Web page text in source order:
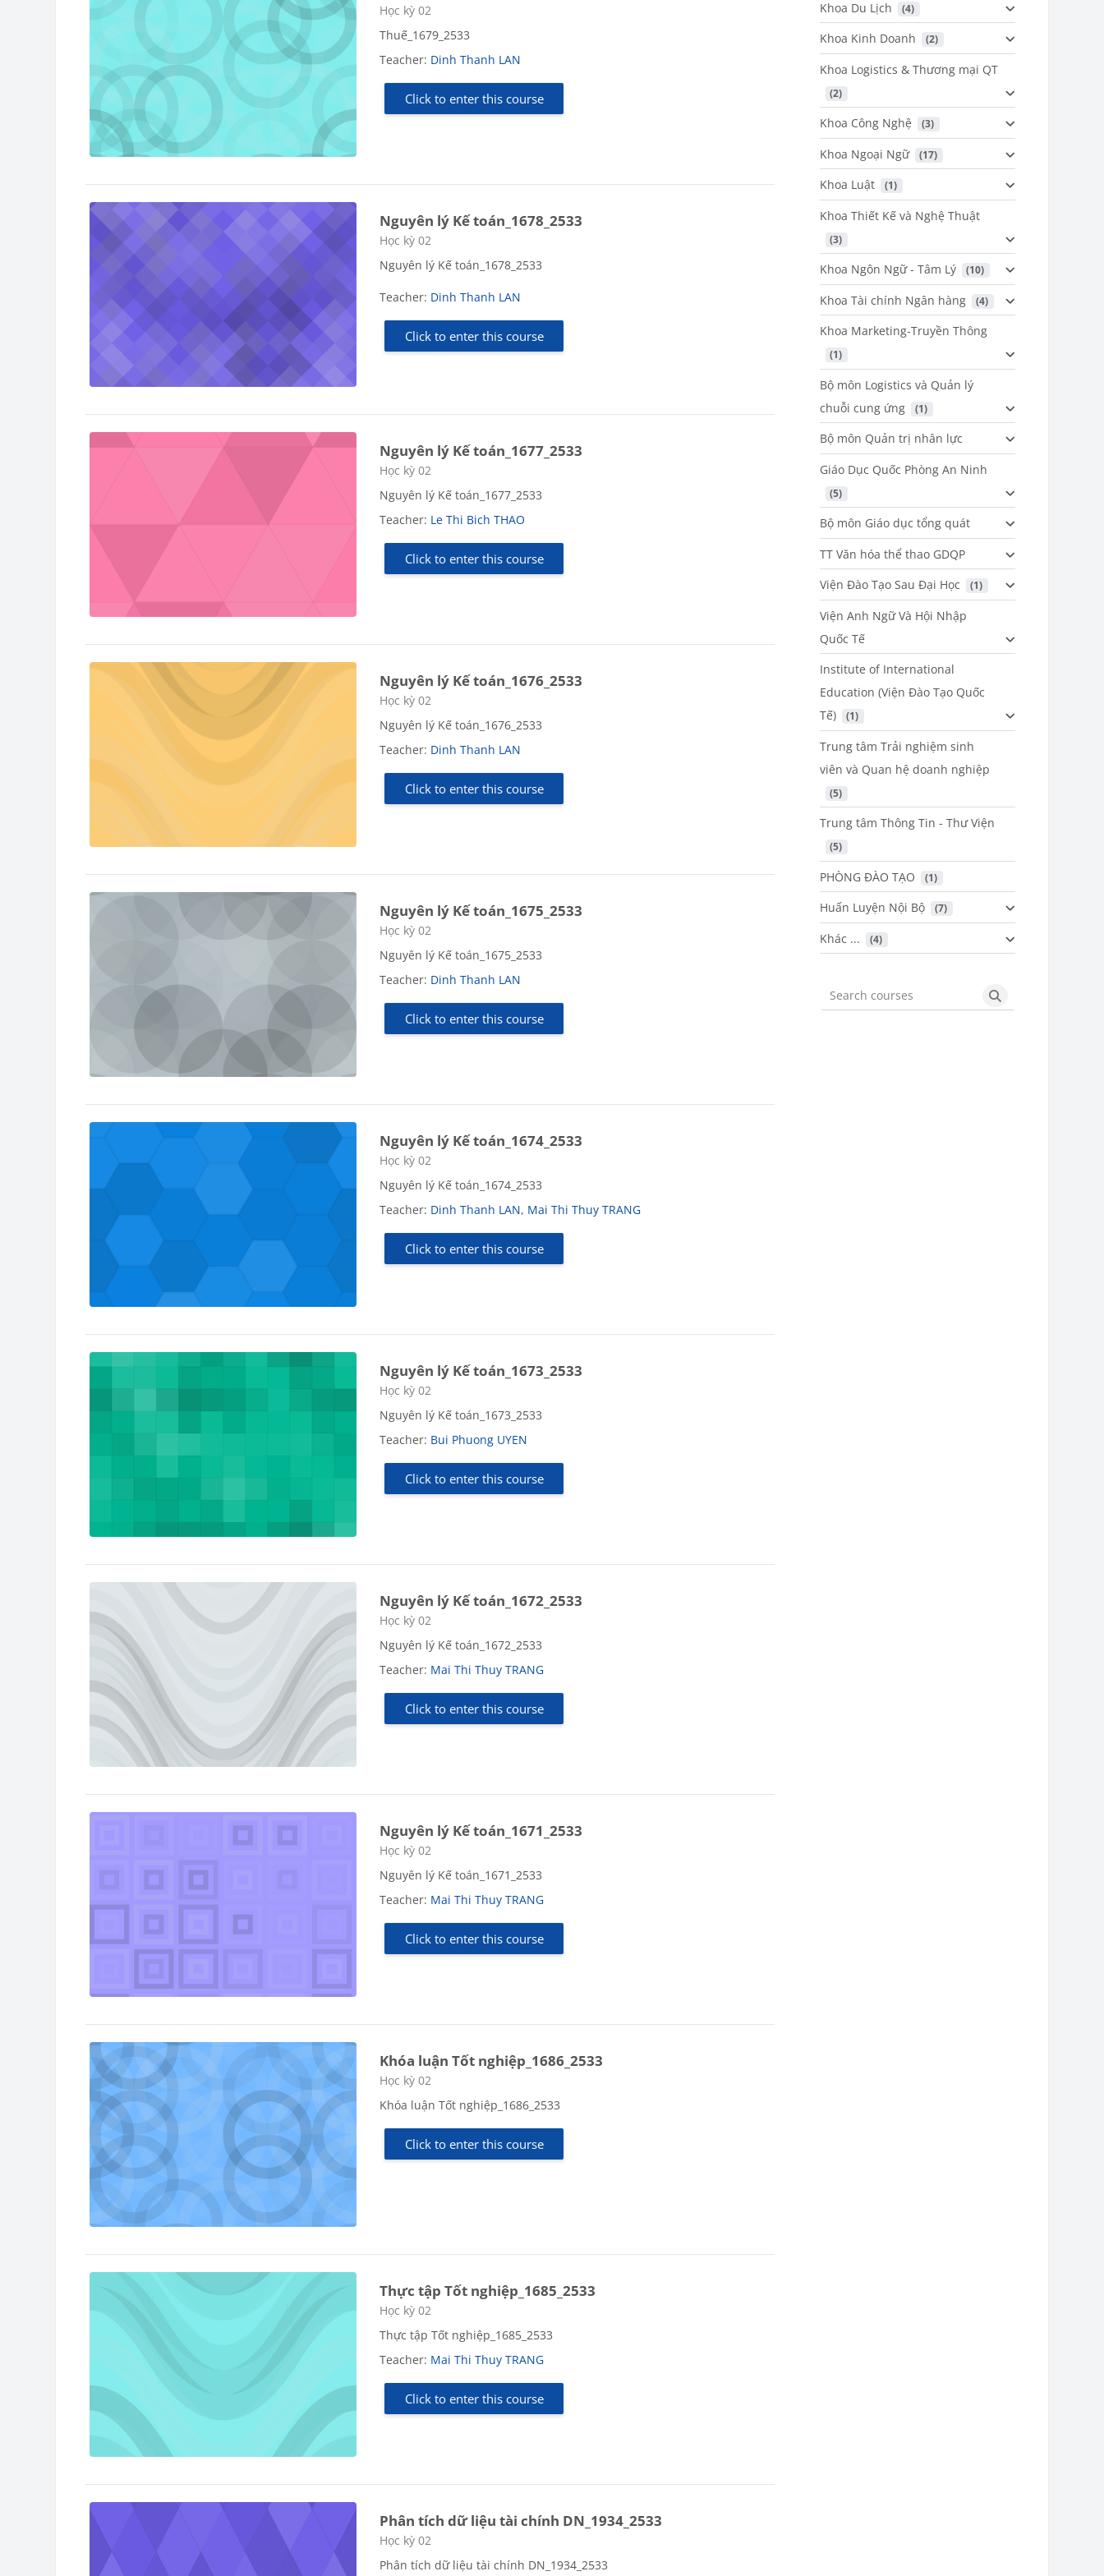
Course category
Học kỳ 02
Thuế_1679_2533
Teacher: Dinh Thanh LAN
Click to enter this course
Nguyên lý Kế toán_1678_2533
Course category
Học kỳ 02
Nguyên lý Kế toán_1678_2533
Teacher: Dinh Thanh LAN
Click to enter this course
Nguyên lý Kế toán_1677_2533
Course category
Học kỳ 02
Nguyên lý Kế toán_1677_2533
Teacher: Le Thi Bich THAO
Click to enter this course
Nguyên lý Kế toán_1676_2533
Course category
Học kỳ 02
Nguyên lý Kế toán_1676_2533
Teacher: Dinh Thanh LAN
Click to enter this course
Nguyên lý Kế toán_1675_2533
Course category
Học kỳ 02
Nguyên lý Kế toán_1675_2533
Teacher: Dinh Thanh LAN
Click to enter this course
Nguyên lý Kế toán_1674_2533
Course category
Học kỳ 02
Nguyên lý Kế toán_1674_2533
Teacher: Dinh Thanh LAN, Mai Thi Thuy TRANG
Click to enter this course
Nguyên lý Kế toán_1673_2533
Course category
Học kỳ 02
Nguyên lý Kế toán_1673_2533
Teacher: Bui Phuong UYEN
Click to enter this course
Nguyên lý Kế toán_1672_2533
Course category
Học kỳ 02
Nguyên lý Kế toán_1672_2533
Teacher: Mai Thi Thuy TRANG
Click to enter this course
Nguyên lý Kế toán_1671_2533
Course category
Học kỳ 02
Nguyên lý Kế toán_1671_2533
Teacher: Mai Thi Thuy TRANG
Click to enter this course
Khóa luận Tốt nghiệp_1686_2533
Course category
Học kỳ 02
Khóa luận Tốt nghiệp_1686_2533
Click to enter this course
Thực tập Tốt nghiệp_1685_2533
Course category
Học kỳ 02
Thực tập Tốt nghiệp_1685_2533
Teacher: Mai Thi Thuy TRANG
Click to enter this course
Phân tích dữ liệu tài chính DN_1934_2533
Course category
Học kỳ 02
Phân tích dữ liệu tài chính DN_1934_2533
Khoa Du Lịch (4)
Khoa Kinh Doanh (2)
Khoa Logistics & Thương mại QT
(2)
Khoa Công Nghệ (3)
Khoa Ngoại Ngữ (17)
Khoa Luật (1)
Khoa Thiết Kế và Nghệ Thuật
(3)
Khoa Ngôn Ngữ - Tâm Lý (10)
Khoa Tài chính Ngân hàng (4)
Khoa Marketing-Truyền Thông
(1)
Bộ môn Logistics và Quản lý
chuỗi cung ứng
(1)
Bộ môn Quản trị nhân lực
Giáo Dục Quốc Phòng An Ninh
(5)
Bộ môn Giáo dục tổng quát
TT Văn hóa thể thao GDQP
Viện Đào Tạo Sau Đại Học
(1)
Viện Anh Ngữ Và Hội Nhập
Quốc Tế
Institute of International
Education (Viện Đào Tạo Quốc
Tế)
(1)
Trung tâm Trải nghiệm sinh
viên và Quan hệ doanh nghiệp
(5)
Trung tâm Thông Tin - Thư Viện
(5)
PHÒNG ĐÀO TẠO (1)
Huấn Luyện Nội Bộ (7)
Khác ... (4)
Search courses Search courses